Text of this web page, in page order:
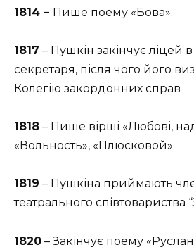
1814 – Пише поему «Бова».
1817 – Пушкін закінчує ліцей
секретаря, після чого його
Колегію закордонних справ
1818 – Пише вірші «Любові,
«Вольность», «Плюсковой»
1819 – Пушкіна приймають
театрального співтовариства
1820 – Закінчує поему